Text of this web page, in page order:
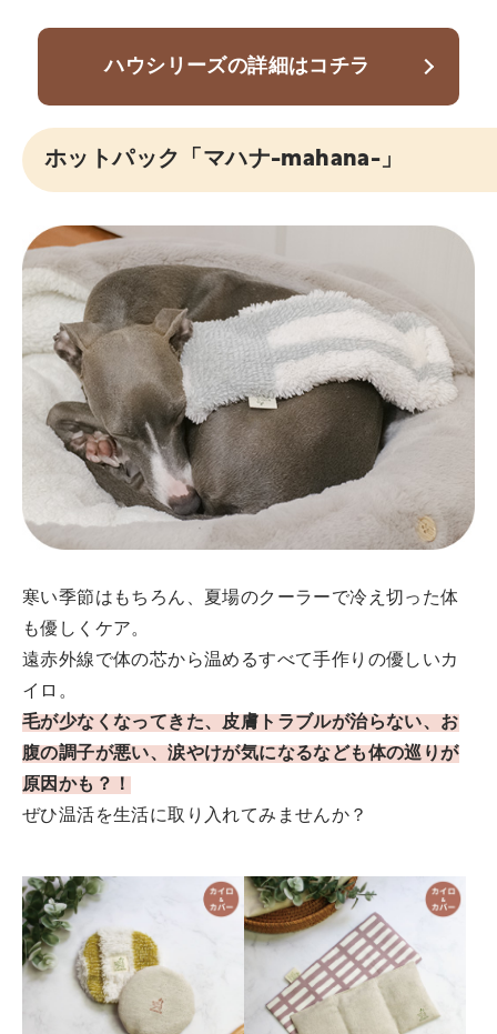
ハウシリーズの詳細はコチラ
ホットパック「マハナ-mahana-」
寒い季節はもちろん、夏場のクーラーで冷え切った体
も優しくケア。
遠赤外線で体の芯から温めるすべて手作りの優しいカ
イロ。
毛が少なくなってきた、皮膚トラブルが治らない、お
腹の調子が悪い、涙やけが気になるなども体の巡りが
原因かも？！
ぜひ温活を生活に取り入れてみませんか？